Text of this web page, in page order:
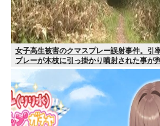
女子高生被害のクマスプレー誤射事件。引
プレーが木枝に引っ掛かり噴射された事が